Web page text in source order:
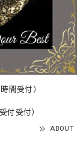
間受付）
付受付）
ABOUT